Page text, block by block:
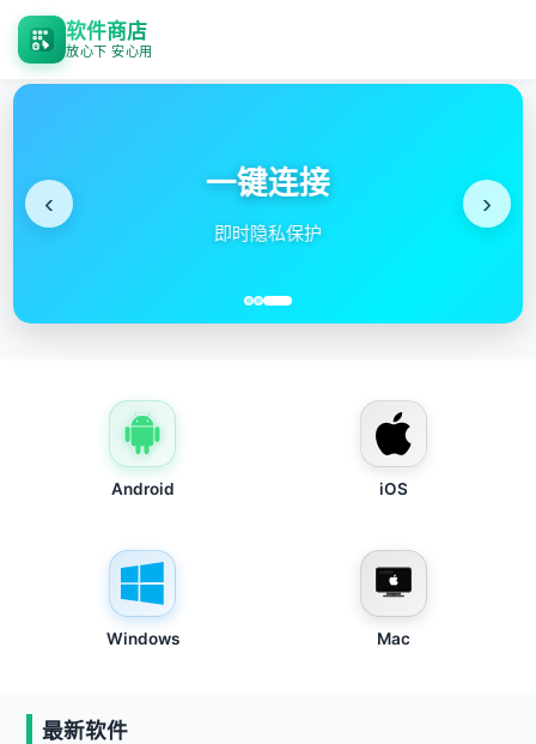
软件商店
放心下 安心用
全
高速服
‹ ›
Android iOS
Windows Mac
最新软件